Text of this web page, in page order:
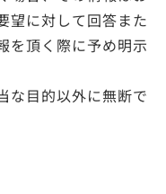
望に対して回答また
を頂く際に予め明示
な目的以外に無断で